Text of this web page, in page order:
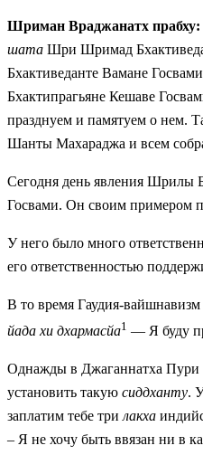
Шриман Враджанатх прабху:
шата Шри Шримад
Бхактиведанте Вамане
Бхактипрагьяне Кешаве
празднуем и памятуем о нем.
Шанты Махараджа и всем
Сегодня день явления Шрилы
Госвами. Он своим примером
Унего было много
его ответственностью
В то время Гаудия-
йада хи дхармасйа1 — Я буду
Однажды в Джаганнатха Пури
установить такую сиддханту.
заплатим тебе три лакха
– Я не хочу быть ввязан ни в